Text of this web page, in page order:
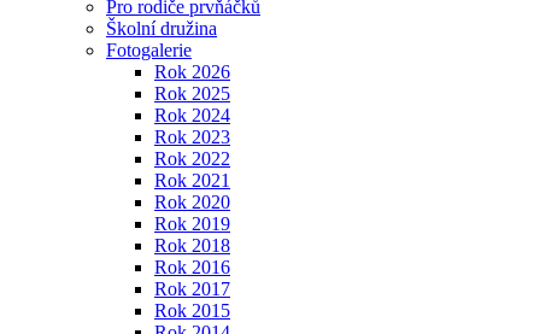
Pro rodiče prvňáčků
Školní družina
Fotogalerie
Rok 2026
Rok 2025
Rok 2024
Rok 2023
Rok 2022
Rok 2021
Rok 2020
Rok 2019
Rok 2018
Rok 2016
Rok 2017
Rok 2015